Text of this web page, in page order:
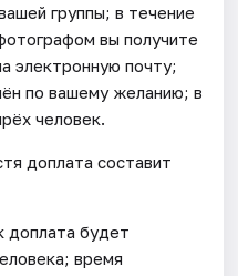
группы; в течение
вы получите
электронную почту;
по вашему желанию; в
человек.
доплата составит
доплата будет
время